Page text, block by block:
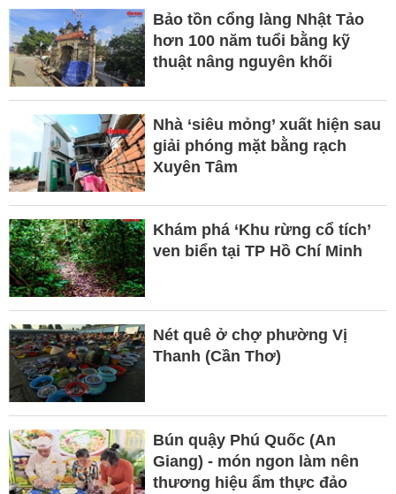
Bảo tồn cổng làng Nhật Tảo
hơn 100 năm tuổi bằng kỹ
thuật nâng nguyên khối
Nhà ‘siêu mỏng’ xuất hiện sau
giải phóng mặt bằng rạch
Xuyên Tâm
Khám phá ‘Khu rừng cổ tích’
ven biển tại TP Hồ Chí Minh
Nét quê ở chợ phường Vị
Thanh (Cần Thơ)
Bún quậy Phú Quốc (An
Giang) - món ngon làm nên
thương hiệu ẩm thực đảo